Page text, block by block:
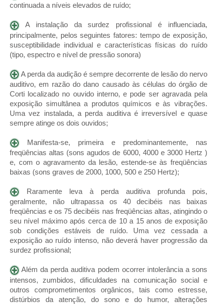
continuada a níveis elevados de ruído;
A instalação da surdez profissional é influenciada,
principalmente, pelos seguintes fatores: tempo de exposição,
susceptibilidade individual e características físicas do ruído
(tipo, espectro e nível de pressão sonora)
A perda da audição é sempre decorrente de lesão do nervo
auditivo, em razão do dano causado às células do órgão de
Corti localizado no ouvido interno, e pode ser agravada pela
exposição simultânea a produtos químicos e às vibrações.
Uma vez instalada, a perda auditiva é irreversível e quase
sempre atinge os dois ouvidos;
Manifesta-se, primeira e predominantemente, nas
freqüências altas (sons agudos de 6000, 4000 e 3000 Hertz )
e, com o agravamento da lesão, estende-se às freqüências
baixas (sons graves de 2000, 1000, 500 e 250 Hertz);
Raramente leva à perda auditiva profunda pois,
geralmente, não ultrapassa os 40 decibéis nas baixas
freqüências e os 75 decibéis nas freqüências altas, atingindo o
seu nível máximo após cerca de 10 a 15 anos de exposição
sob condições estáveis de ruído. Uma vez cessada a
exposição ao ruído intenso, não deverá haver progressão da
surdez profissional;
Além da perda auditiva podem ocorrer intolerância a sons
intensos, zumbidos, dificuldades na comunicação social e
outros comprometimentos orgânicos, tais como estresse,
distúrbios da atenção, do sono e do humor, alterações